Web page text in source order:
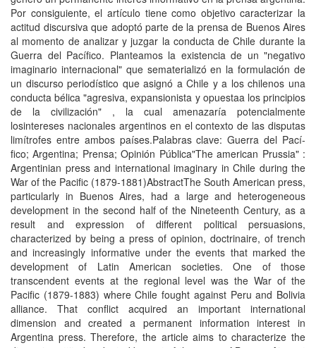
Por consiguiente, el artí­culo tiene como objetivo caracterizar la
actitud discursiva que adoptó parte de la prensa de Buenos Aires
al momento de analizar y juzgar la conducta de Chile durante la
Guerra del Pací­fico. Planteamos la existencia de un "negativo
imaginario internacional" que sematerializó en la formulación de
un discurso periodí­stico que asignó a Chile y a los chilenos una
conducta bélica "agresiva, expansionista y opuestaa los principios
de la civilización" , la cual amenazarí­a potencialmente
losintereses nacionales argentinos en el contexto de las disputas
limí­trofes entre ambos paí­ses.Palabras clave: Guerra del Pací­
fico; Argentina; Prensa; Opinión Pública"The american Prussia" :
Argentinian press and international imaginary in Chile during the
War of the Pacific (1879-1881)AbstractThe South American press,
particularly in Buenos Aires, had a large and heterogeneous
development in the second half of the Nineteenth Century, as a
result and expression of different political persuasions,
characterized by being a press of opinion, doctrinaire, of trench
and increasingly informative under the events that marked the
development of Latin American societies. One of those
transcendent events at the regional level was the War of the
Pacific (1879-1883) where Chile fought against Peru and Bolivia
alliance. That conflict acquired an important international
dimension and created a permanent information interest in
Argentina press. Therefore, the article aims to characterize the